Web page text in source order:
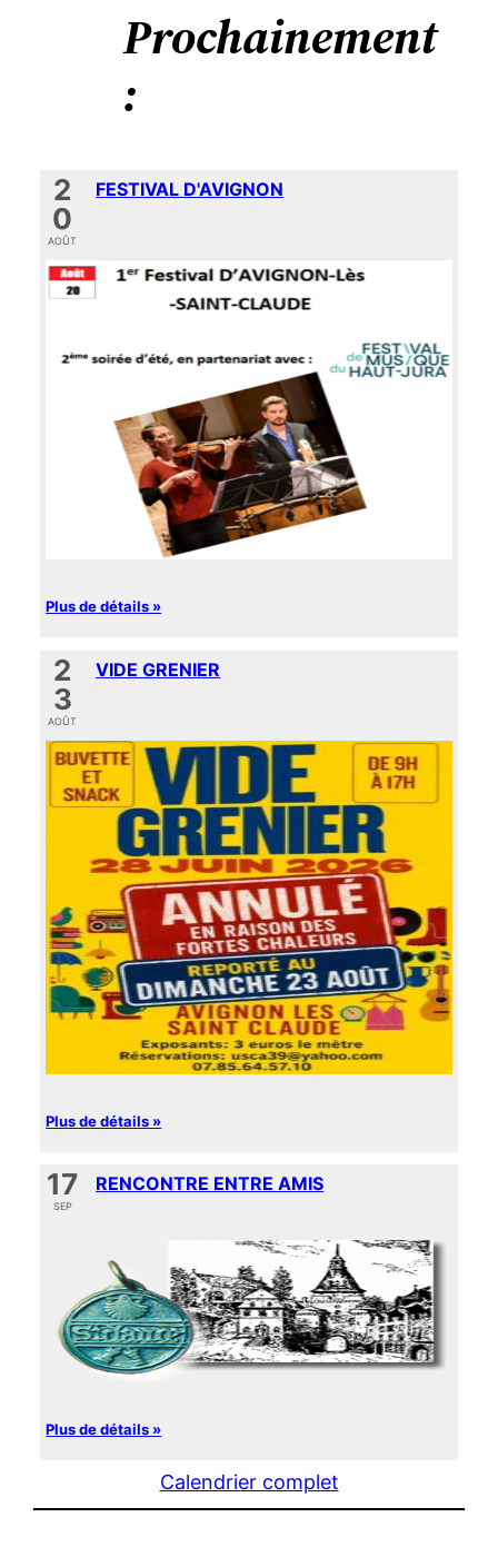
Prochainement
:
2
0
AOÛT
FESTIVAL D'AVIGNON
Plus de détails »
2
3
AOÛT
VIDE GRENIER
Plus de détails »
17
SEP
RENCONTRE ENTRE AMIS
Plus de détails »
Calendrier complet